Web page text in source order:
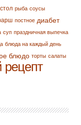
рыба соусы
постное диабет
суп праздничная выпечка
блюда на каждый день
блюдо торты салаты
рецепт